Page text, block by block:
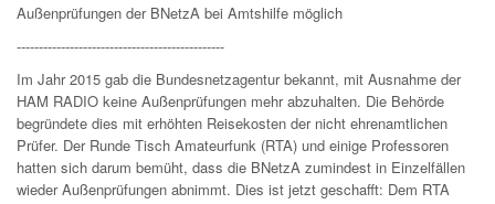
Außenprüfungen der BNetzA bei Amtshilfe möglich
-----------------------------------------------
Im Jahr 2015 gab die Bundesnetzagentur bekannt, mit Ausnahme der
HAM RADIO keine Außenprüfungen mehr abzuhalten. Die Behörde
begründete dies mit erhöhten Reisekosten der nicht ehrenamtlichen
Prüfer. Der Runde Tisch Amateurfunk (RTA) und einige Professoren
hatten sich darum bemüht, dass die BNetzA zumindest in Einzelfällen
wieder Außenprüfungen abnimmt. Dies ist jetzt geschafft: Dem RTA